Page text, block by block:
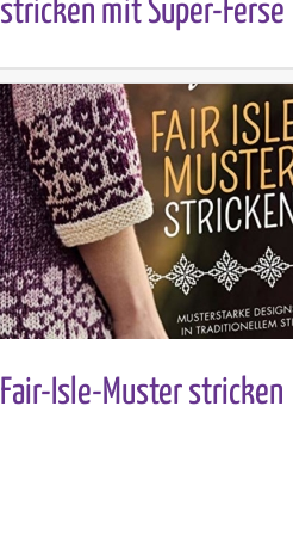
stricken mit Super-Ferse
Fair-Isle-Muster stricken